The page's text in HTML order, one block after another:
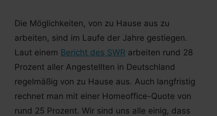
Die Möglichkeiten, von zu Hause aus zu
arbeiten, sind im Laufe der Jahre gestiegen.
Laut einem Bericht des SWR arbeiten rund 28
Prozent aller Angestellten in Deutschland
regelmäßig von zu Hause aus. Auch langfristig
rechnet man mit einer Homeoffice-Quote von
rund 25 Prozent. Wir sind uns alle einig, dass